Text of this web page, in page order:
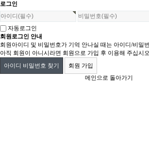
로그인
자동로그인
회원로그인 안내
회원아이디 및 비밀번호가 기억 안나실 때는 아이디/비밀
아직 회원이 아니시라면 회원으로 가입 후 이용해 주십시
아이디 비밀번호 찾기
회원 가입
메인으로 돌아가기